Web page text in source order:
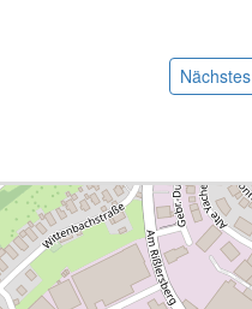
Nächstes